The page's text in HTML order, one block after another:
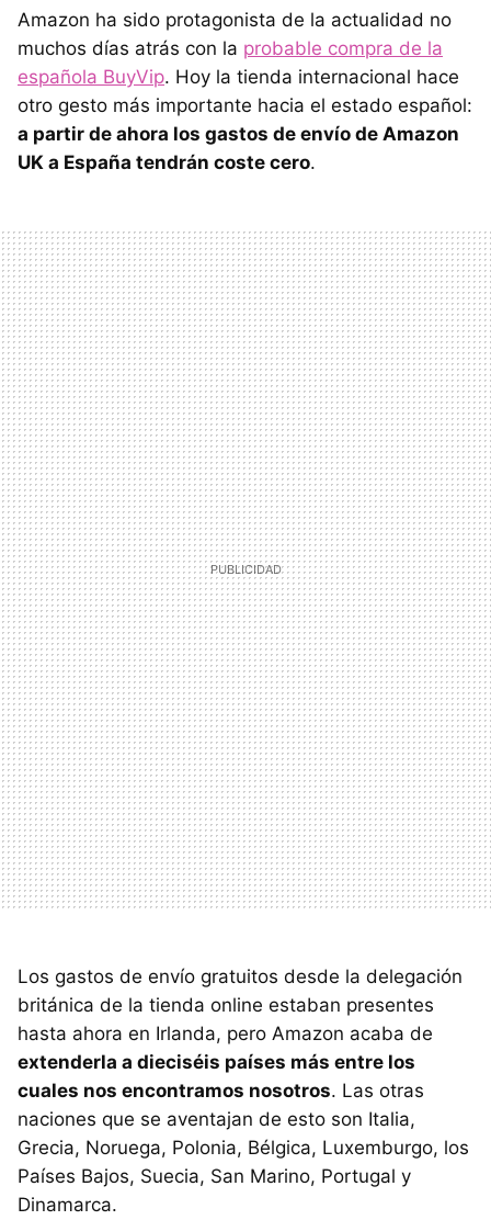
Amazon ha sido protagonista de la actualidad no
muchos días atrás con la probable compra de la
española BuyVip. Hoy la tienda internacional hace
otro gesto más importante hacia el estado español:
a partir de ahora los gastos de envío de Amazon
UK a España tendrán coste cero.
Los gastos de envío gratuitos desde la delegación
británica de la tienda online estaban presentes
hasta ahora en Irlanda, pero Amazon acaba de
extenderla a dieciséis países más entre los
cuales nos encontramos nosotros. Las otras
naciones que se aventajan de esto son Italia,
Grecia, Noruega, Polonia, Bélgica, Luxemburgo, los
Países Bajos, Suecia, San Marino, Portugal y
Dinamarca.